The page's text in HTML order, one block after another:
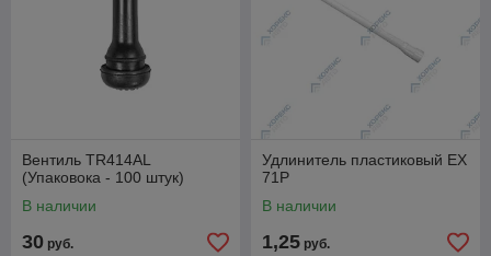
Вентиль TR414AL
(Упаковока - 100 штук)
В наличии
30 руб.
Удлинитель пластиковый EX
71P
В наличии
1,25 руб.